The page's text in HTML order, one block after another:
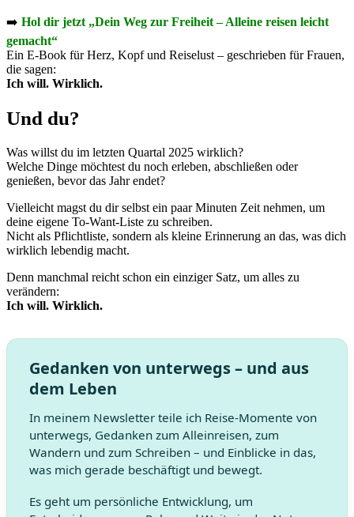
➡️ Hol dir jetzt „Dein Weg zur Freiheit – Alleine reisen leicht
gemacht“
Ein E-Book für Herz, Kopf und Reiselust – geschrieben für Frauen,
die sagen:
Ich will. Wirklich.
Und du?
Was willst du im letzten Quartal 2025 wirklich?
Welche Dinge möchtest du noch erleben, abschließen oder
genießen, bevor das Jahr endet?
Vielleicht magst du dir selbst ein paar Minuten Zeit nehmen, um
deine eigene To-Want-Liste zu schreiben.
Nicht als Pflichtliste, sondern als kleine Erinnerung an das, was dich
wirklich lebendig macht.
Denn manchmal reicht schon ein einziger Satz, um alles zu
verändern:
Ich will. Wirklich.
Gedanken von unterwegs – und aus
dem Leben
In meinem Newsletter teile ich Reise-Momente von
unterwegs, Gedanken zum Alleinreisen, zum
Wandern und zum Schreiben – und Einblicke in das,
was mich gerade beschäftigt und bewegt.
Es geht um persönliche Entwicklung, um